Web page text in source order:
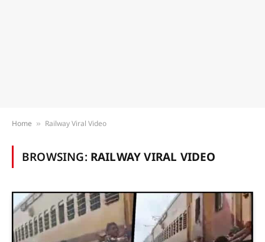
Home » Railway Viral Video
BROWSING: RAILWAY VIRAL VIDEO